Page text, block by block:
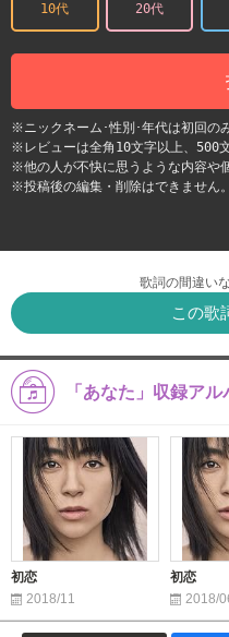
10代 20代
※ニックネーム･性別･年代は初回の
※レビューは全角10文字以上、500
※他の人が不快に思うような内容や
※投稿後の編集・削除はできません。
歌詞の間違い
この歌
「あなた」収録アル
初恋
2018/11
初恋
2018/